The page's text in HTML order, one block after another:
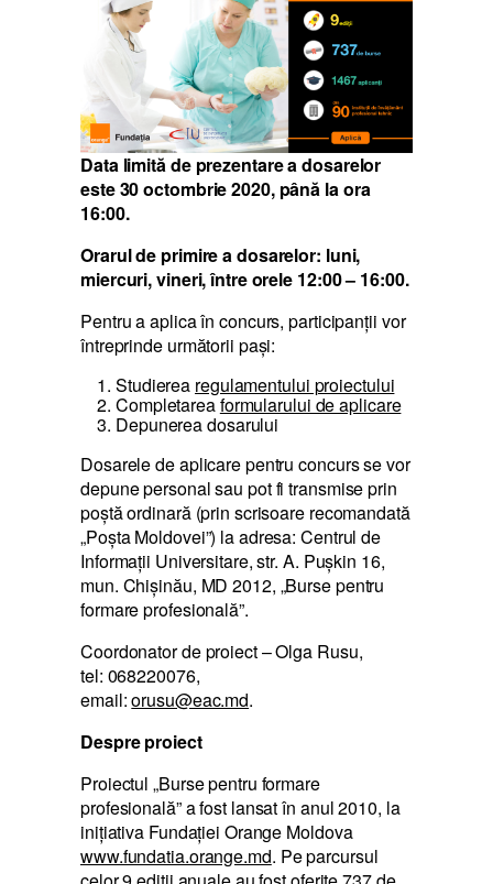
Data limită de prezentare a dosarelor
este 30 octombrie 2020, până la ora
16:00.
Orarul de primire a dosarelor: luni,
miercuri, vineri, între orele 12:00 – 16:00.
Pentru a aplica în concurs, participanții vor
întreprinde următorii paşi:
Studierea regulamentului proiectului
Completareaformularului de aplicare
Depunerea dosarului
Dosarele de aplicare pentru concurs se vor
depune personal sau pot fi transmise prin
poştă ordinară (prin scrisoare recomandată
„Poșta Moldovei”) la adresa: Centrul de
Informaţii Universitare, str. A. Puşkin 16,
mun. Chişinău, MD 2012, „Burse pentru
formare profesională”.
Coordonator de proiect – Olga Rusu,
tel: 068220076,
email:orusu@eac.md.
Despre proiect
Proiectul „Burse pentru formare
profesională” a fost lansat în anul 2010, la
inițiativa Fundației Orange Moldova
www.fundatia.orange.md. Pe parcursul